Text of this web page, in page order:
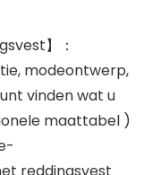
】：
modeontwerp,
vinden wat u
maattabel )